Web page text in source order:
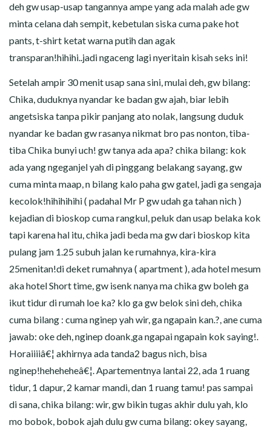
deh gw usap-usap tangannya ampe yang ada malah ade gw
minta celana dah sempit, kebetulan siska cuma pake hot
pants, t-shirt ketat warna putih dan agak
transparan!hihihi..jadi ngaceng lagi nyeritain kisah seks ini!
Setelah ampir 30 menit usap sana sini, mulai deh, gw bilang:
Chika, duduknya nyandar ke badan gw ajah, biar lebih
angetsiska tanpa pikir panjang ato nolak, langsung duduk
nyandar ke badan gw rasanya nikmat bro pas nonton, tiba-
tiba Chika bunyi uch! gw tanya ada apa? chika bilang: kok
ada yang ngeganjel yah di pinggang belakang sayang, gw
cuma minta maap, n bilang kalo paha gw gatel, jadi ga sengaja
kecolok!hihihihihi ( padahal Mr P gw udah ga tahan nich )
kejadian di bioskop cuma rangkul, peluk dan usap belaka kok
tapi karena hal itu, chika jadi beda ma gw dari bioskop kita
pulang jam 1.25 subuh jalan ke rumahnya, kira-kira
25menitan!di deket rumahnya ( apartment ), ada hotel mesum
aka hotel Short time, gw isenk nanya ma chika gw boleh ga
ikut tidur di rumah loe ka? klo ga gw belok sini deh, chika
cuma bilang : cuma nginep yah wir, ga ngapain kan.?, ane cuma
jawab: oke deh, nginep doank,ga ngapai ngapain kok saying!.
Horaiiiiâ€¦ akhirnya ada tanda2 bagus nich, bisa
nginep!heheheheâ€¦. Apartementnya lantai 22, ada 1 ruang
tidur, 1 dapur, 2 kamar mandi, dan 1 ruang tamu! pas sampai
di sana, chika bilang: wir, gw bikin tugas akhir dulu yah, klo
mo bobok, bobok ajah dulu gw cuma bilang: okey sayang,